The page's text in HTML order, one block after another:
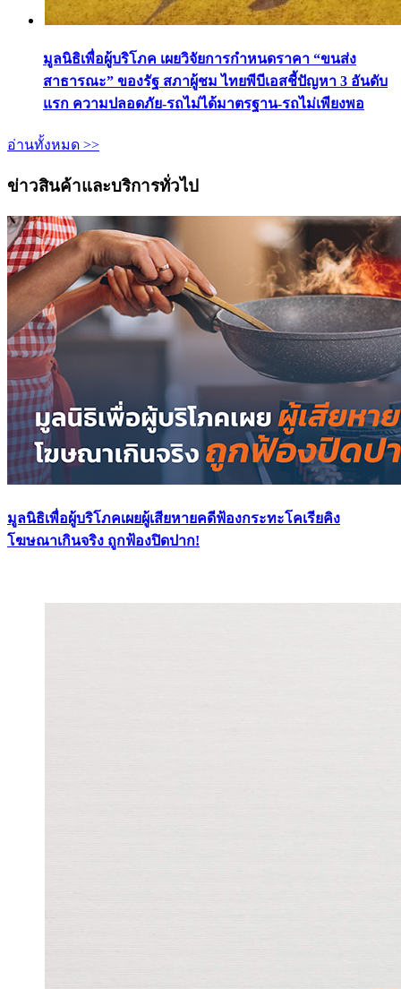
มูลนิธิเพื่อผู้บริโภค เผยวิจัยการกำหนดราคา “ขนส่ง
สาธารณะ” ของรัฐ สภาผู้ชม ไทยพีบีเอสชี้ปัญหา 3 อันดับ
แรก ความปลอดภัย-รถไม่ได้มาตรฐาน-รถไม่เพียงพอ
อ่านทั้งหมด >>
ข่าวสินค้าและบริการทั่วไป
มูลนิธิเพื่อผู้บริโภคเผยผู้เสียหายคดีฟ้องกระทะโคเรียคิง
โฆษณาเกินจริง ถูกฟ้องปิดปาก!